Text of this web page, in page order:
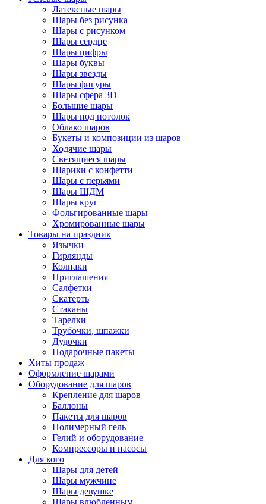
Латексные шары
Шары без рисунка
Шары с рисунком
Шары сердце
Шары цифры
Шары буквы
Шары звезды
Шары фигуры
Шары сфера 3D
Большие шары
Шары под потолок
Облако шаров
Букеты и композиции из шаров
Ходячие шары
Светящиеся шары
Шарики с конфетти
Шары с перьями
Шары ШДМ
Шары круг
Фольгированные шары
Хромированные шары
Товары на праздник
Язычки
Гирлянды
Колпаки
Приглашения
Салфетки
Скатерть
Стаканы
Тарелки
Трубочки, шпажки
Дудочки
Подарочные пакеты
Хиты продаж
Оформление шарами
Оборудование для шаров
Крепление для шаров
Баллоны
Пакеты для шаров
Полимерный гель
Гелий и оборудование
Компрессоры и насосы
Для кого
Шары для детей
Шары мужчине
Шары девушке
Шары влюбленным